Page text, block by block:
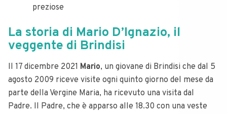
preziose
La storia di Mario D’Ignazio, il
veggente di Brindisi
Il 17 dicembre 2021 Mario, un giovane di Brindisi che dal 5
agosto 2009 riceve visite ogni quinto giorno del mese da
parte della Vergine Maria, ha ricevuto una visita dal
Padre. Il Padre, che è apparso alle 18.30 con una veste